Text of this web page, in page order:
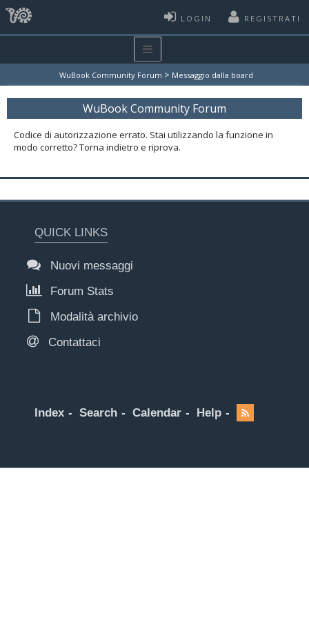
LOGIN REGISTRATI
WuBook Community Forum > Messaggio dalla board
WuBook Community Forum
Codice di autorizzazione errato. Stai utilizzando la funzione in
modo corretto? Torna indietro e riprova.
QUICK LINKS
Nuovi messaggi
Forum Stats
Modalità archivio
Contattaci
Index Search Calendar Help